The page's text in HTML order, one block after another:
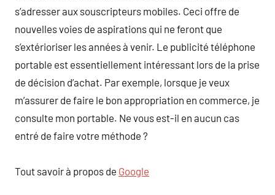
s’adresser aux souscripteurs mobiles. Ceci offre de
nouvelles voies de aspirations qui ne feront que
s’extérioriser les années à venir. Le publicité téléphone
portable est essentiellement intéressant lors de la prise
de décision d’achat. Par exemple, lorsque je veux
m’assurer de faire le bon appropriation en commerce, je
consulte mon portable. Ne vous est-il en aucun cas
entré de faire votre méthode ?
Tout savoir à propos de Google